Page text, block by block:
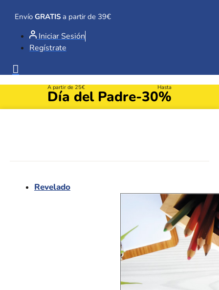
contenido
Envío GRATIS a partir de 39€
Iniciar Sesión
Regístrate
A partir de 25€
Día del Padre
Hasta
-30%
Revelado